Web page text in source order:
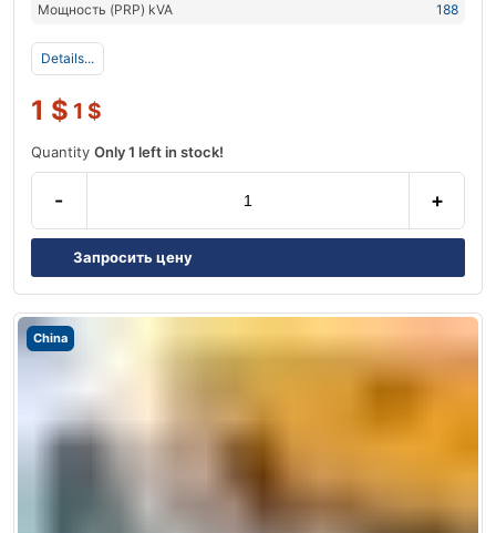
Мощность (PRP) kVA
188
Details...
1 $ 1 $
Quantity Only 1 left in stock!
- +
Запросить цену
China